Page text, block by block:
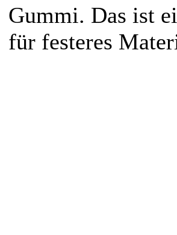
Gummi. Das ist
für festeres